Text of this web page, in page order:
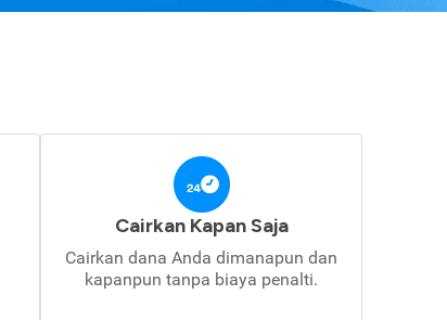
Cairkan Kapan Saja
Cairkan dana Anda dimanapun dan
kapanpun tanpa biaya penalti.